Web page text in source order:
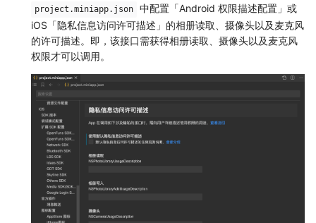
project.miniapp.json
中配置「Android 权限描述配置」或
iOS「隐私信息访问许可描述」的相册读取、摄像头以及麦克风
的许可描述。即，该接口需获得相册读取、摄像头以及麦克风
权限才可以调用。